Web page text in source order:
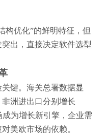
构优化”的鲜明特征，但
出，直接决定软件选型
键。海关总署数据显
洲进出口分别增长
成为增长新引擎，企业需
美欧市场的依赖。